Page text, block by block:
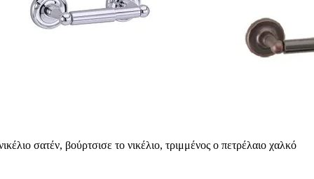
σατέν, βούρτσισε το νικέλιο, τριμμένος ο πετρέλαιο χαλκό